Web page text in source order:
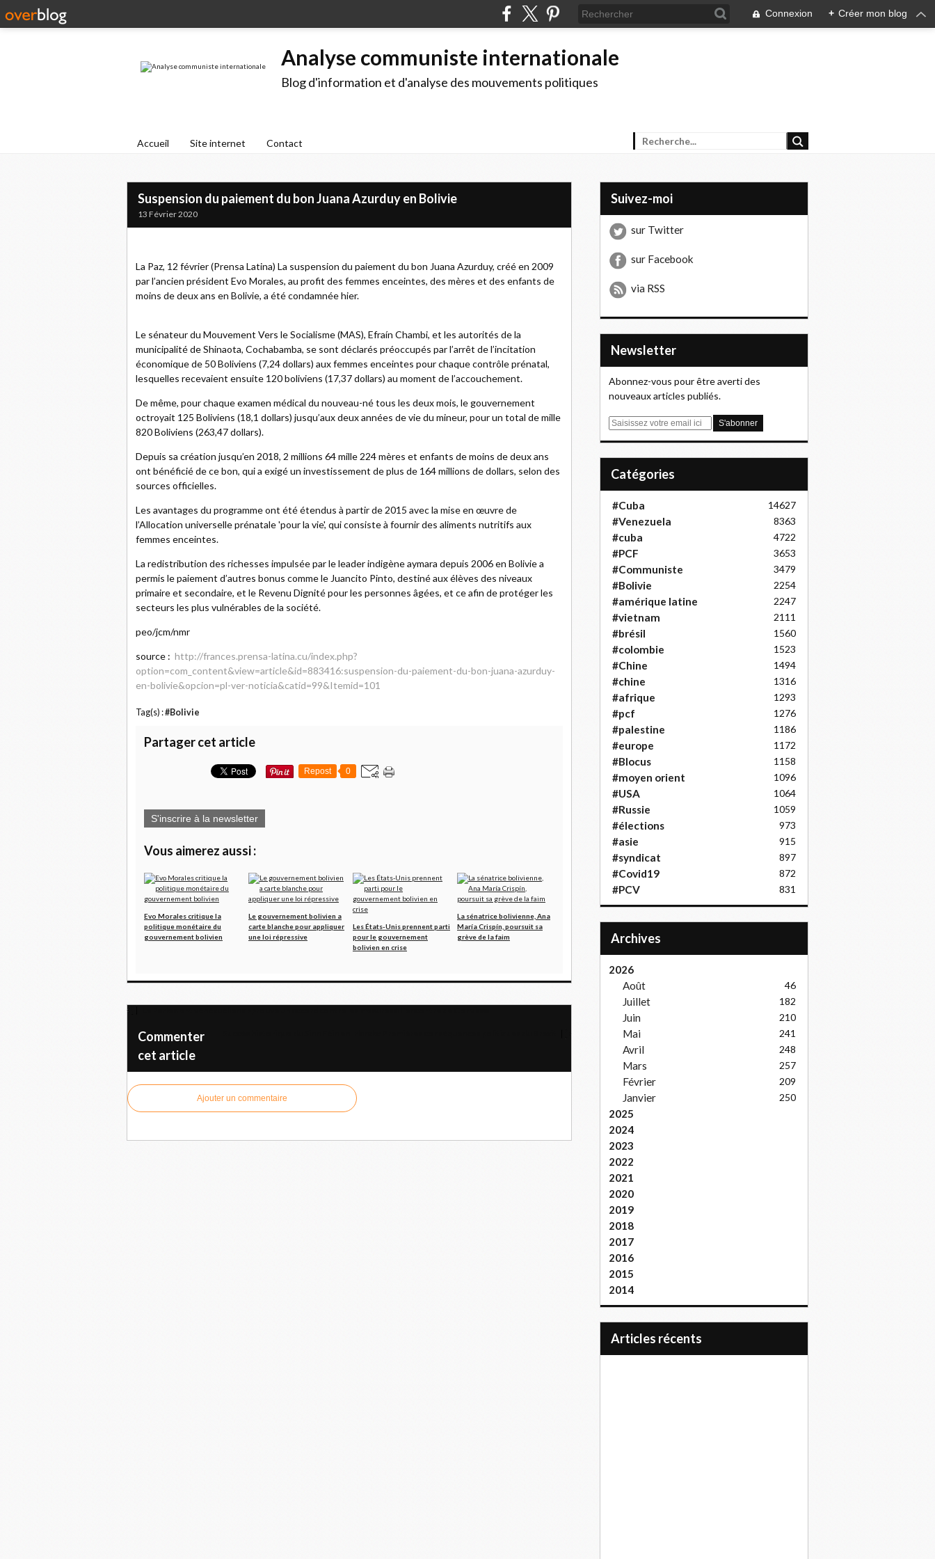
Connexion + Créer mon blog
Analyse communiste internationale
Blog d'information et d'analyse des mouvements politiques
Accueil Site internet Contact
Suspension du paiement du bon Juana Azurduy en Bolivie
13 Février 2020
La Paz, 12 février (Prensa Latina) La suspension du paiement du bon Juana Azurduy, créé en 2009
par l’ancien président Evo Morales, au profit des femmes enceintes, des mères et des enfants de
moins de deux ans en Bolivie, a été condamnée hier.
Le sénateur du Mouvement Vers le Socialisme (MAS), Efraín Chambi, et les autorités de la
municipalité de Shinaota, Cochabamba, se sont déclarés préoccupés par l’arrêt de l’incitation
économique de 50 Boliviens (7,24 dollars) aux femmes enceintes pour chaque contrôle prénatal,
lesquelles recevaient ensuite 120 boliviens (17,37 dollars) au moment de l’accouchement.
De même, pour chaque examen médical du nouveau-né tous les deux mois, le gouvernement
octroyait 125 Boliviens (18,1 dollars) jusqu’aux deux années de vie du mineur, pour un total de mille
820 Boliviens (263,47 dollars).
Depuis sa création jusqu’en 2018, 2 millions 64 mille 224 mères et enfants de moins de deux ans
ont bénéficié de ce bon, qui a exigé un investissement de plus de 164 millions de dollars, selon des
sources officielles.
Les avantages du programme ont été étendus à partir de 2015 avec la mise en œuvre de
l’Allocation universelle prénatale 'pour la vie', qui consiste à fournir des aliments nutritifs aux
femmes enceintes.
La redistribution des richesses impulsée par le leader indigène aymara depuis 2006 en Bolivie a
permis le paiement d’autres bonus comme le Juancito Pinto, destiné aux élèves des niveaux
primaire et secondaire, et le Revenu Dignité pour les personnes âgées, et ce afin de protéger les
secteurs les plus vulnérables de la société.
peo/jcm/nmr
source : http://frances.prensa-latina.cu/index.php?
option=com_content&view=article&id=883416:suspension-du-paiement-du-bon-juana-azurduy-
en-bolivie&opcion=pl-ver-noticia&catid=99&Itemid=101
Tag(s) :#Bolivie
Partager cet article
Repost 0
S'inscrire à la newsletter
Vous aimerez aussi :
Evo Morales critique la
politique monétaire du
gouvernement bolivien
Le gouvernement bolivien a
carte blanche pour appliquer
une loi répressive
Les États-Unis prennent parti
pour le gouvernement
bolivien en crise
La sénatrice bolivienne, Ana
María Crispín, poursuit sa
grève de la faim
Commenter
cet article
Ajouter un commentaire
Suivez-moi
sur Twitter
sur Facebook
via RSS
Newsletter
Abonnez-vous pour être averti des
nouveaux articles publiés.
E
Catégories
#Cuba 14627
#Venezuela 8363
#cuba 4722
#PCF 3653
#Communiste 3479
#Bolivie 2254
#amérique latine 2247
#vietnam 2111
#brésil 1560
#colombie 1523
#Chine 1494
#chine 1316
#afrique 1293
#pcf 1276
#palestine 1186
#europe 1172
#Blocus 1158
#moyen orient 1096
#USA 1064
#Russie 1059
#élections 973
#asie 915
#syndicat 897
#Covid19 872
#PCV 831
Archives
2026
Août
46
Juillet 182
Juin 210
Mai 241
Avril 248
Mars 257
Février 209
Janvier 250
2025
2024
2023
2022
2021
2020
2019
2018
2017
2016
2015
2014
articles récents